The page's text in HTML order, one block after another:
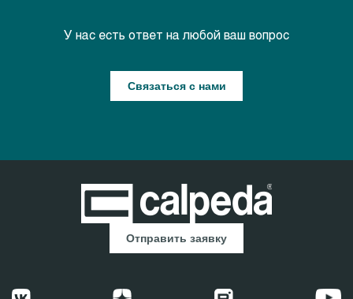
У нас есть ответ на любой ваш вопрос
Связаться с нами
Отправить заявку